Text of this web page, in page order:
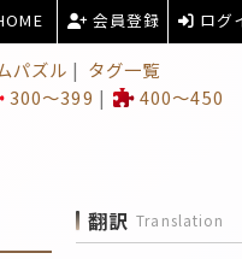
会員登録 ログ
パズル
タグ一覧
300～399
400～450
翻訳 Translation